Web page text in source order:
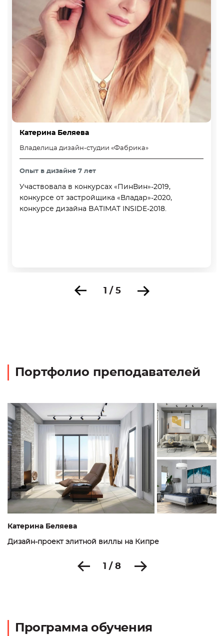
Катерина Беляева
Владелица дизайн-студии «Фабрика»
Опыт в дизайне 7 лет
Участвовала в конкурсах «ПинВин»-2019,
конкурсе от застройщика «Владар»-2020,
конкурсе дизайна BATIMAT INSIDE-2018.
1 / 5
Портфолио преподавателей
Катерина Беляева
Дизайн-проект элитной виллы на Кипре
1 / 8
Программа обучения